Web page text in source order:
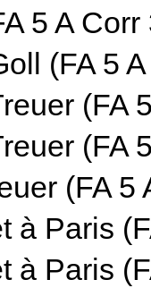
5 A Corr
(FA 5
(FA
(FA
(FA 5
à Paris
à Paris